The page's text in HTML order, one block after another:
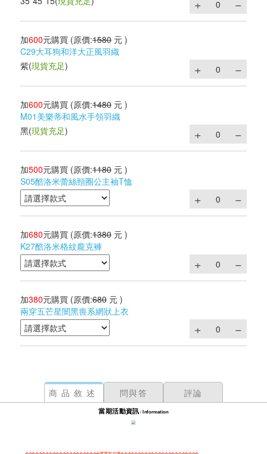
加600元購買 (原價:1580 元 )
C29大耳狗和洋大正風羽織
紫(現貨充足)
加600元購買 (原價:1480 元 )
M01美樂蒂和風水手領羽織
黑(現貨充足)
加500元購買 (原價:1180 元 )
S05酷洛米蕾絲頸圈公主袖T恤
加680元購買 (原價:1380 元 )
K27酷洛米格紋龐克褲
加380元購買 (原價:680 元 )
兩穿五芒星闇黑喪系網狀上衣
商品敘述 問與答 評論